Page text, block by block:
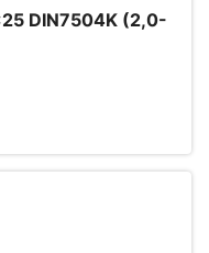
DIN7504K (2,0-